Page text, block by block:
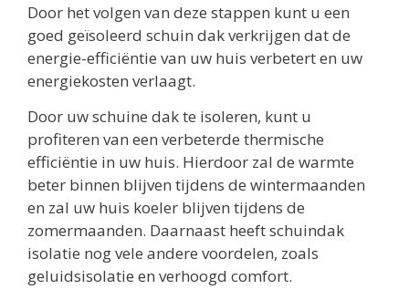
Door het volgen van deze stappen kunt u een
goed geïsoleerd schuin dak verkrijgen dat de
energie-efficiëntie van uw huis verbetert en uw
energiekosten verlaagt.
Door uw schuine dak te isoleren, kunt u
profiteren van een verbeterde thermische
efficiëntie in uw huis. Hierdoor zal de warmte
beter binnen blijven tijdens de wintermaanden
en zal uw huis koeler blijven tijdens de
zomermaanden. Daarnaast heeft schuindak
isolatie nog vele andere voordelen, zoals
geluidsisolatie en verhoogd comfort.